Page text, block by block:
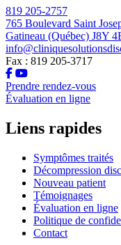
819 205-2757
765 Boulevard Saint
Gatineau (Québec) J8Y
Fax : 819 205-3717
Prendre rendez-vous
Évaluation en ligne
Liens rapides
Symptômes traités
Décompression
Nouveau patient
Témoignages
Évaluation en ligne
Politique de
Contact